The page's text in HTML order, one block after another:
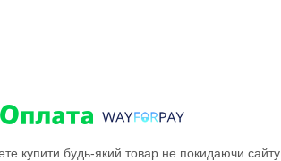
купити будь-який товар не покидаючи сайту.